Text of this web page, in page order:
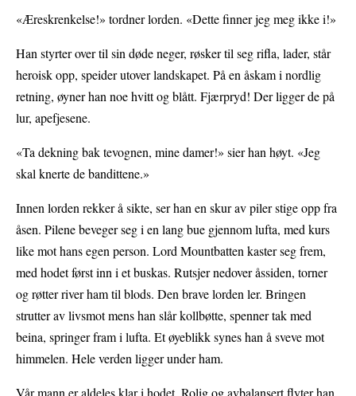
«Æreskrenkelse!» tordner lorden. «Dette finner jeg meg ikke i!»
Han styrter over til sin døde neger, røsker til seg rifla, lader, står
heroisk opp, speider utover landskapet. På en åskam i nordlig
retning, øyner han noe hvitt og blått. Fjærpryd! Der ligger de på
lur, apefjesene.
«Ta dekning bak tevognen, mine damer!» sier han høyt. «Jeg
skal knerte de bandittene.»
Innen lorden rekker å sikte, ser han en skur av piler stige opp fra
åsen. Pilene beveger seg i en lang bue gjennom lufta, med kurs
like mot hans egen person. Lord Mountbatten kaster seg frem,
med hodet først inn i et buskas. Rutsjer nedover åssiden, torner
og røtter river ham til blods. Den brave lorden ler. Bringen
strutter av livsmot mens han slår kollbøtte, spenner tak med
beina, springer fram i lufta. Et øyeblikk synes han å sveve mot
himmelen. Hele verden ligger under ham.
Vår mann er aldeles klar i hodet. Rolig og avbalansert flyter han